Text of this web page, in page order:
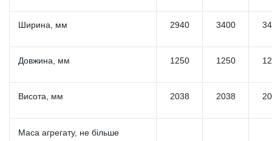
Ширина, мм 2940 3400
Довжина, мм 1250 1250
Висота, мм 2038 2038
Маса агрегату, не більше